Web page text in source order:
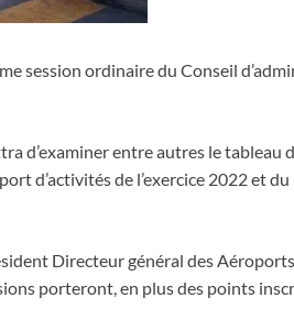
session ordinaire du Conseil
d’examiner entre autres le tableau
d’activités de l’exercice 2022 et
Directeur général des
porteront, en plus des points